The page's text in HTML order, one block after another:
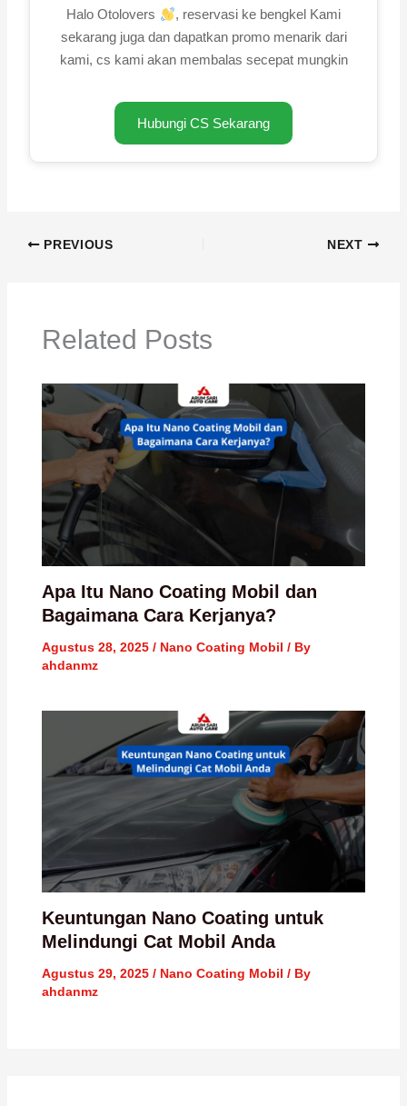
Halo Otolovers
, reservasi ke bengkel Kami
sekarang juga dan dapatkan promo menarik dari
kami, cs kami akan membalas secepat mungkin
Hubungi CS Sekarang
PREVIOUS NEXT
Related Posts
Apa Itu Nano Coating Mobil dan
Bagaimana Cara Kerjanya?
Agustus 28, 2025 / Nano Coating Mobil / By
ahdanmz
Keuntungan Nano Coating untuk
Melindungi Cat Mobil Anda
Agustus 29, 2025 / Nano Coating Mobil / By
ahdanmz